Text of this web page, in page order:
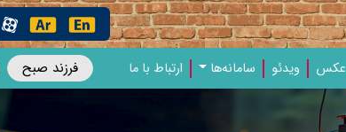
فرزند صبح عکس ویدئو سامانه‌ها ارتباط با ما